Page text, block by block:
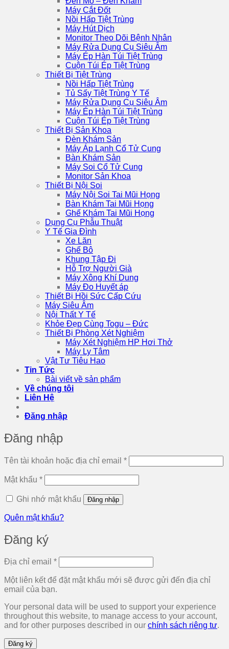
Máy Cắt Đốt
Nồi Hấp Tiệt Trùng
Máy Hút Dịch
Monitor Theo Dõi Bệnh Nhân
Máy Rửa Dụng Cụ Siêu Âm
Máy Ép Hàn Túi Tiệt Trùng
Cuộn Túi Ép Tiệt Trùng
Thiết Bị Tiệt Trùng
Nồi Hấp Tiệt Trùng
Tủ Sấy Tiệt Trùng Y Tế
Máy Rửa Dụng Cụ Siêu Âm
Máy Ép Hàn Túi Tiệt Trùng
Cuộn Túi Ép Tiệt Trùng
Thiết Bị Sản Khoa
Đèn Khám Sản
Máy Áp Lạnh Cổ Tử Cung
Bàn Khám Sản
Máy Soi Cổ Tử Cung
Monitor Sản Khoa
Thiết Bị Nội Soi
Máy Nội Soi Tai Mũi Họng
Bàn Khám Tai Mũi Họng
Ghế Khám Tai Mũi Họng
Dụng Cụ Phẫu Thuật
Y Tế Gia Đình
Xe Lăn
Ghế Bô
Khung Tập Đi
Hỗ Trợ Người Già
Máy Xông Khí Dung
Máy Đo Huyết áp
Thiết Bị Hồi Sức Cấp Cứu
Máy Siêu Âm
Nội Thất Y Tế
Khỏe Đẹp Cùng Togu – Đức
Thiết Bị Phòng Xét Nghiệm
Máy Xét Nghiệm HP Hơi Thở
Máy Ly Tâm
Vật Tư Tiêu Hao
Tin Tức
Bài viết về sản phẩm
Về chúng tôi
Liên Hệ
Đăng nhập
Đăng nhập
Tên tài khoản hoặc địa chỉ email *Bắt
buộc
Mật khẩu *Bắt
buộc
Ghi nhớ mật khẩu
Đăng nhập
Quên mật khẩu?
Đăng ký
Địa chỉ email *Bắt
buộc
Một liên kết để đặt mật khẩu mới sẽ được gửi đến địa chỉ
email của bạn.
Your personal data will be used to support your experience
throughout this website, to manage access to your account,
and for other purposes described in our chính sách riêng tư.
Đăng ký